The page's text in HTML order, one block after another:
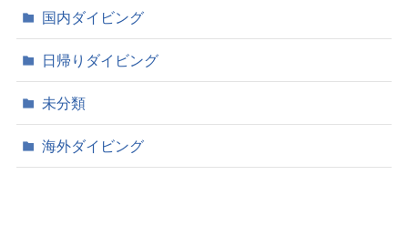
国内ダイビング
日帰りダイビング
未分類
海外ダイビング